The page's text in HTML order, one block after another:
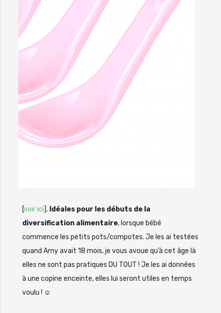
[voir ici]. Idéales pour les débuts de la
diversification alimentaire, lorsque bébé
commence les petits pots/compotes. Je les ai testées
quand Amy avait 18 mois, je vous avoue qu’à cet âge là
elles ne sont pas pratiques DU TOUT ! Je les ai données
à une copine enceinte, elles lui seront utiles en temps
voulu ! ☺